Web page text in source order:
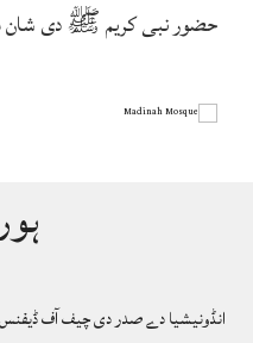
حضور نبی کریم ﷺ دی شان
انڈونیشیا دے صدر دی چیف آف ڈیفنس